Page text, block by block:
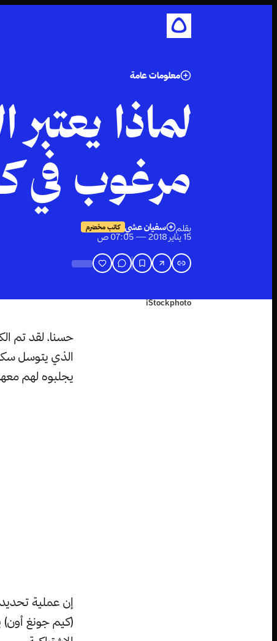
معلومات عامة
لماذا
مرغوب في
بقلم سفيان عشي كاتب مخضرم
15 يناير 2018 — 07:05 ص
iStockphoto
الذي يتوسل
يجلبوه لهم
إن عملية تحديد
(كيم جونغ أون)